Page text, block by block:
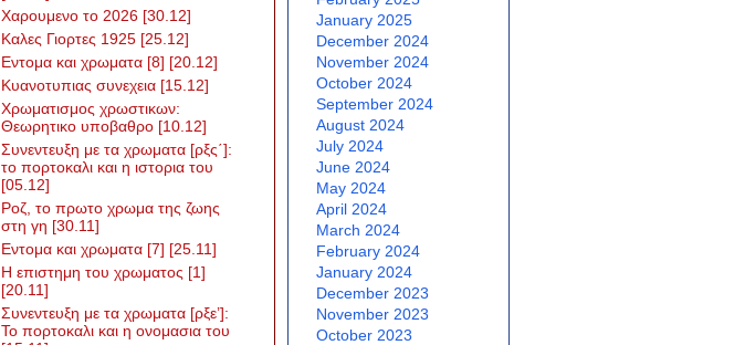
Χαρουμενο το 2026 [30.12]
Καλες Γιορτες 1925 [25.12]
Εντομα και χρωματα [8] [20.12]
Κυανοτυπιας συνεχεια [15.12]
Χρωματισμος χρωστικων:
Θεωρητικο υποβαθρο [10.12]
Συνεντευξη με τα χρωματα [ρξς΄]:
το πορτοκαλι και η ιστορια του
[05.12]
Ροζ, το πρωτο χρωμα της ζωης
στη γη [30.11]
Εντομα και χρωματα [7] [25.11]
Η επιστημη του χρωματος [1]
[20.11]
Συνεντευξη με τα χρωματα [ρξε’]:
Το πορτοκαλι και η ονομασια του
January 2025
December 2024
November 2024
October 2024
September 2024
August 2024
July 2024
June 2024
May 2024
April 2024
March 2024
February 2024
January 2024
December 2023
November 2023
October 2023